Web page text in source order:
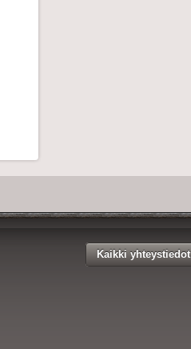
Kaikki yhteystiedot